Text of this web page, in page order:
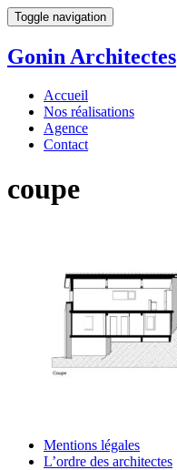
Toggle navigation
Gonin Architectes
Accueil
Nos réalisations
Agence
Contact
coupe
Mentions légales
L’ordre des architectes